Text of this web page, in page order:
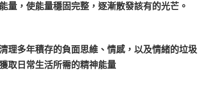
量，使能量穩固完整，逐漸散發該有的光芒。
理多年積存的負面思維、情感，以及情緒的垃圾
取日常生活所需的精神能量